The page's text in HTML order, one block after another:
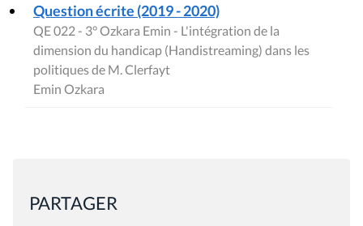
Question écrite (2019 - 2020)
QE 022 - 3° Ozkara Emin - L'intégration de la
dimension du handicap (Handistreaming) dans les
politiques de M. Clerfayt
Emin Ozkara
PARTAGER